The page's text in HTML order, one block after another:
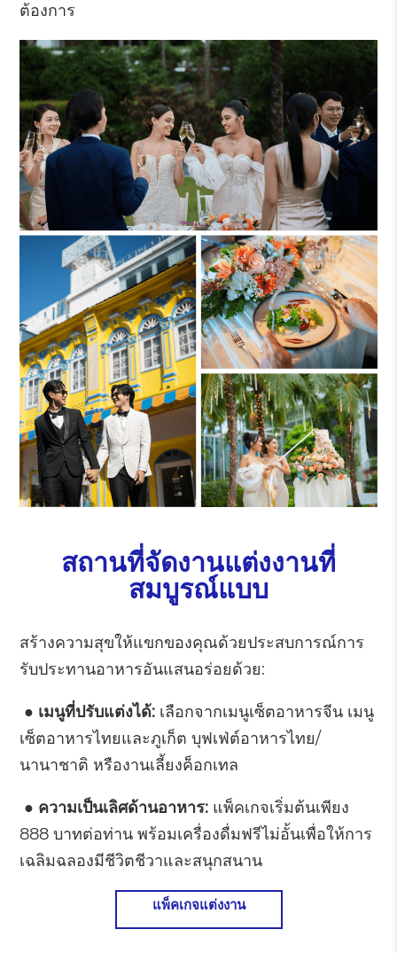
ต้องการ
สถานที่จัดงานแต่งงานที่
สมบูรณ์แบบ
สร้างความสุขให้แขกของคุณด้วยประสบการณ์การ
รับประทานอาหารอันแสนอร่อยด้วย:
● เมนูที่ปรับแต่งได้: เลือกจากเมนูเซ็ตอาหารจีน เมนู
เซ็ตอาหารไทยและภูเก็ต บุฟเฟ่ต์อาหารไทย/
นานาชาติ หรืองานเลี้ยงค็อกเทล
● ความเป็นเลิศด้านอาหาร: แพ็คเกจเริ่มต้นเพียง
888 บาทต่อท่าน พร้อมเครื่องดื่มฟรีไม่อั้นเพื่อให้การ
เฉลิมฉลองมีชีวิตชีวาและสนุกสนาน
แพ็คเกจแต่งงาน